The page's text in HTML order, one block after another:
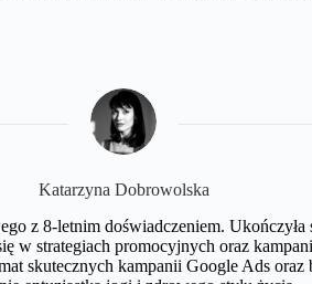
Katarzyna Dobrowolska
z 8-letnim doświadczeniem. Ukończyła
w strategiach promocyjnych oraz
skutecznych kampanii Google Ads